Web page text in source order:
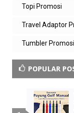
Topi Promosi
Travel Adaptor
Tumbler Promosi
POPULAR